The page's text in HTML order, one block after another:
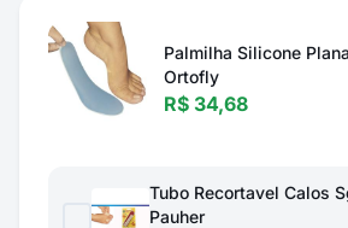
Palmilha Silicone
Ortofly
R$ 34,68
Tubo Recortavel Calos
Pauher